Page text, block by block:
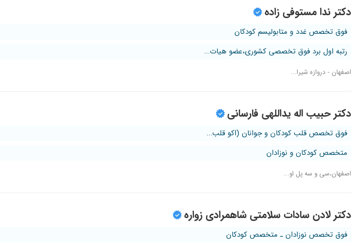
دکتر ندا مستوفی زاده
فوق تخصص غدد و متابولیسم کودکان
رتبه اول برد فوق تخصصی کشوری،عضو هیات...
اصفهان - دروازه شیرا...
دکتر حبیب اله یداللهی فارسانی
فوق تخصص قلب کودکان و جوانان (اکو قلب...
متخصص کودکان و نوزادان
اصفهان،سی و سه پل او...
دکتر لادن سادات سلامتی شاهمرادی زواره
فوق تخصص نوزادان ـ متخصص کودکان